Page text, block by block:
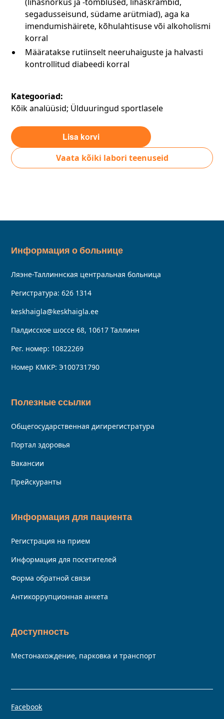
segadusseisund, südame arütmiad), aga ka
imendumishäirete, kõhulahtisuse või alkoholismi
korral
Määratakse rutiinselt neeruhaiguste ja halvasti
kontrollitud diabeedi korral
Kategooriad:
Kõik analüüsid; Ülduuringud sportlasele
Vaata kõiki labori teenuseid
Информация о больнице
Ляэне-Таллиннская центральная больница
Регистратура:626 1314
keskhaigla@keskhaigla.ee
Палдисское шоссе 68, 10617 Таллинн
Рег. номер: 10822269
Номер КМКР: Э100731790
Полезные ссылки
Общегосударственная дигирегистратура
Портал здоровья
Вакансии
Прейскуранты
Информация для пациента
Регистрация на прием
Информация для посетителей
Форма обратной связи
Антикоррупционная анкета
Доступность
Местонахождение, парковка и транспорт
Facebook